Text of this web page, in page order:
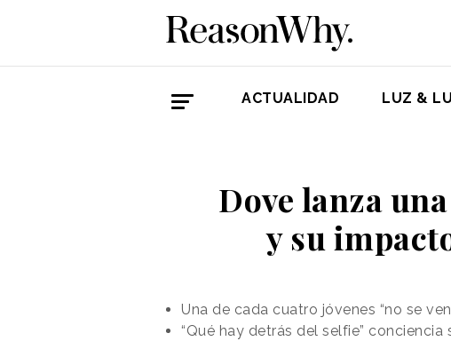
ACTUALIDAD LUZ &
Dove lanza
y su
Una de cada cuatro jóvenes “no se
“Qué hay detrás del selfie”